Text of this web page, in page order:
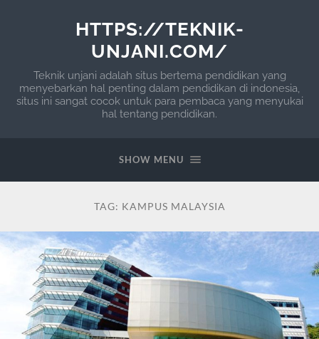
HTTPS://TEKNIK-
UNJANI.COM/
Teknik unjani adalah situs bertema pendidikan yang
menyebarkan hal penting dalam pendidikan di indonesia,
situs ini sangat cocok untuk para pembaca yang menyukai
hal tentang pendidikan.
SHOW MENU
TAG: KAMPUS MALAYSIA